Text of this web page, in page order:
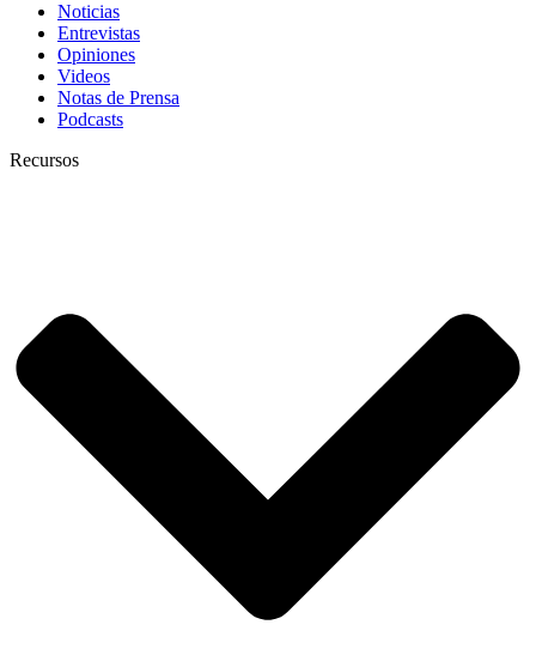
Noticias
Entrevistas
Opiniones
Videos
Notas de Prensa
Podcasts
Recursos